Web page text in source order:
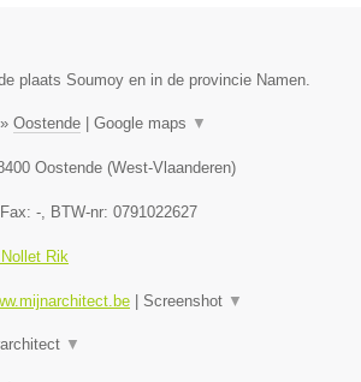
plaats Soumoy en in de provincie Namen.
» Oostende Google maps ▼
Oostende (West-Vlaanderen)
-, BTW-nr: 0791022627
Rik
Screenshot ▼
▼